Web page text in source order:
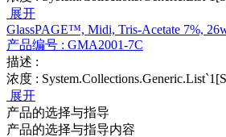
展开
GlassPAGE™, Midi, Tris-Acetate 7%,
产品编号 : GMA2001-7C
描述 :
浓度 :
展开
产品的选择与指导
产品的选择与指导内容